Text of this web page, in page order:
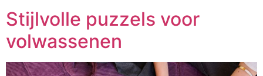
Stijlvolle puzzels voor
volwassenen